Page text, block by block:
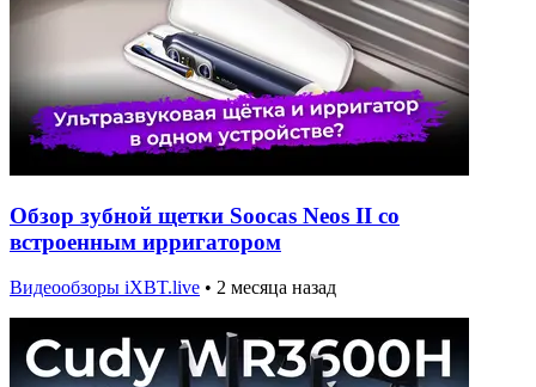
Обзор зубной щетки Soocas Neos II со
встроенным ирригатором
Видеообзоры iXBT.live • 2 месяца назад